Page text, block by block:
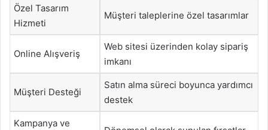
Özel Tasarım
Hizmeti
Müşteri taleplerine özel tasarımlar
Online Alışveriş
Web sitesi üzerinden kolay sipariş
imkanı
Müşteri Desteği
Satın alma süreci boyunca yardımcı
destek
Kampanya ve